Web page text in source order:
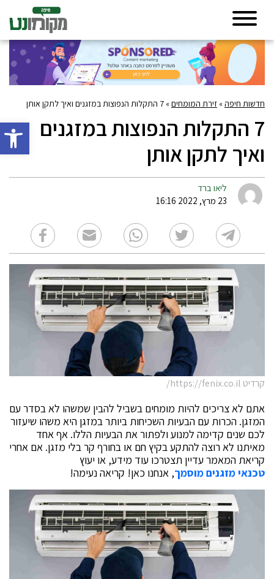
פתח
חדשות חיפה» זירת המומחים» 7 התקלות הנפוצות במזגנים ואיך לתקן אותן
7 התקלות הנפוצות במזגנים
ואיך לתקן אותן
ליאו ברד
23 מרץ, 2022 16:16
קרדיט https://fenix.co.il/
אתם לא צריכים להיות מומחים בשביל להבין שמשהו לא בסדר עם
המזגן. הכרות עם הבעיות השכיחות ביותר במזגן היא משהו שיעזור
לכם שנים קדימה למנוע ולפתור את הבעיות הללו. אף אחד
מאיתנו לא רוצה להתקע בקיץ חם או בחורף קר בלי מזגן. אם אחרי
קריאת המאמר עדיין תצטרכו עוד מידע, או יעוץ
טכנאי מזגנים מוסמך, אנחנו כאן! קריאה נעימה!